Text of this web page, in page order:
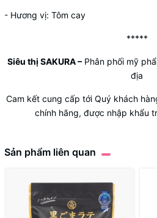
- Hương vị: Tôm cay
*****
Siêu thị SAKURA– Phân phối mỹ
địa
Cam kết cung cấp tới Quý khách
chính hãng, được nhập khẩu
Sản phẩm liên quan